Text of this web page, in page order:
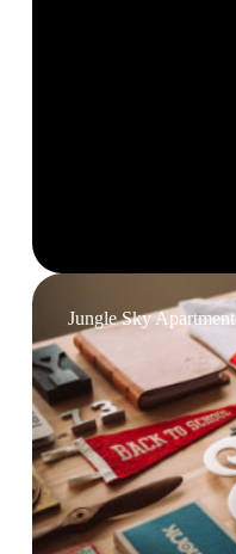
Jungle Sky Apartment